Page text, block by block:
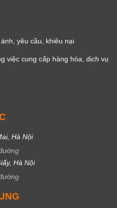
yêu cầu, khiêu nại
việc cung cấp hàng hóa, dịch vụ
Hà Nội
Hà Nội